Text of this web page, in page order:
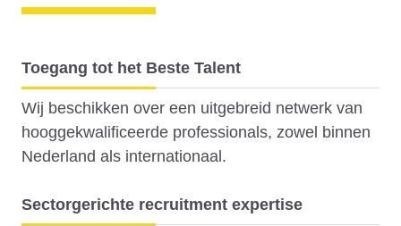
Toegang tot het Beste Talent
Wij beschikken over een uitgebreid netwerk van
hooggekwalificeerde professionals, zowel binnen
Nederland als internationaal.
Sectorgerichte recruitment expertise